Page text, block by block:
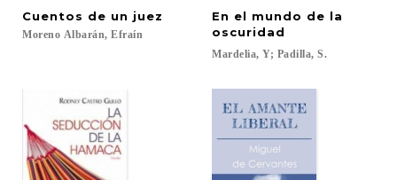
Cuentos de un juez
Moreno Albarán, Efraín
En el mundo de la
oscuridad
Mardelia, Y; Padilla, S.